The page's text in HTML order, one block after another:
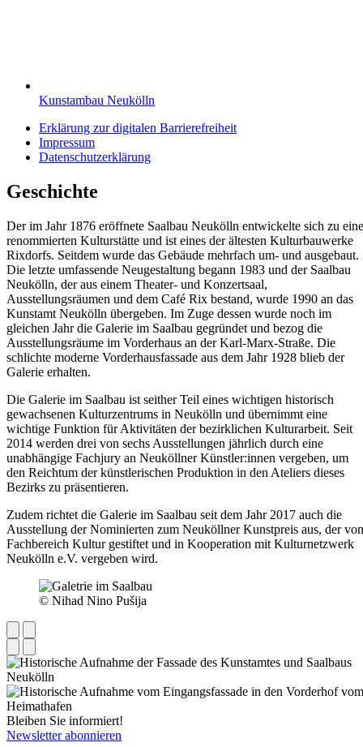
Kunstambau Neukölln
Erklärung zur digitalen Barrierefreiheit
Impressum
Datenschutzerklärung
Geschichte
Der im Jahr 1876 eröffnete Saalbau Neukölln entwickelte sich zu
renommierten Kulturstätte und ist eines der ältesten Kulturbauwerke
Rixdorfs. Seitdem wurde das Gebäude mehrfach um- und ausgebaut.
Die letzte umfassende Neugestaltung begann 1983 und der Saalbau
Neukölln, der aus einem Theater- und Konzertsaal,
Ausstellungsräumen und dem Café Rix bestand, wurde 1990 an das
Kunstamt Neukölln übergeben. Im Zuge dessen wurde noch im
gleichen Jahr die Galerie im Saalbau gegründet und bezog die
Ausstellungsräume im Vorderhaus an der Karl-Marx-Straße. Die
schlichte moderne Vorderhausfassade aus dem Jahr 1928 blieb der
Galerie erhalten.
Die Galerie im Saalbau ist seither Teil eines wichtigen historisch
gewachsenen Kulturzentrums in Neukölln und übernimmt eine
wichtige Funktion für Aktivitäten der bezirklichen Kulturarbeit. Seit
2014 werden drei von sechs Ausstellungen jährlich durch eine
unabhängige Fachjury an Neuköllner Künstler:innen vergeben, um
den Reichtum der künstlerischen Produktion in den Ateliers dieses
Bezirks zu präsentieren.
Zudem richtet die Galerie im Saalbau seit dem Jahr 2017 auch die
Ausstellung der Nominierten zum Neuköllner Kunstpreis aus, der
Fachbereich Kultur gestiftet und in Kooperation mit Kulturnetzwerk
Neukölln e.V. vergeben wird.
© Nihad Nino Pušija
Bleiben Sie informiert!
Newsletter abonnieren